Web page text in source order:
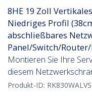
8HE 19 Zoll
Niedriges Profil
abschließbares
Panel/Switch/
Montieren Sie Ihre
diesem
Produkt-ID: RK830WALVS